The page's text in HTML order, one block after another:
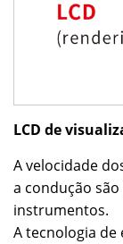
LCD de
A velocidade
a condução
instrumentos.
A tecnologia